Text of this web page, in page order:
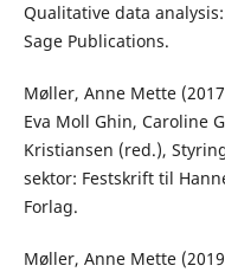
Qualitative data
Sage Publications.
Møller, Anne Mette
Eva Moll Ghin, Caroline
Kristiansen (red.),
sektor: Festskrift til
Forlag.
Møller, Anne Mette